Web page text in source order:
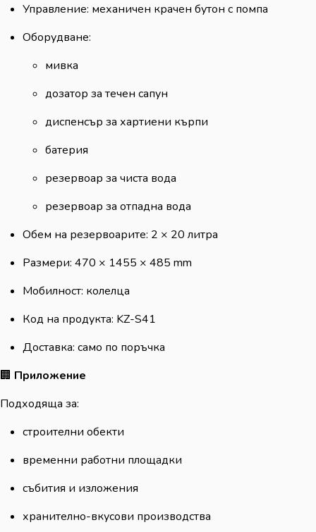
Управление: механичен крачен бутон с помпа
Оборудване:
мивка
дозатор за течен сапун
диспенсър за хартиени кърпи
батерия
резервоар за чиста вода
резервоар за отпадна вода
Обем на резервоарите: 2 × 20 литра
Размери: 470 × 1455 × 485 mm
Мобилност: колелца
Код на продукта: KZ-S41
Доставка: само по поръчка
🏢 Приложение
Подходяща за:
строителни обекти
временни работни площадки
събития и изложения
хранително-вкусови производства